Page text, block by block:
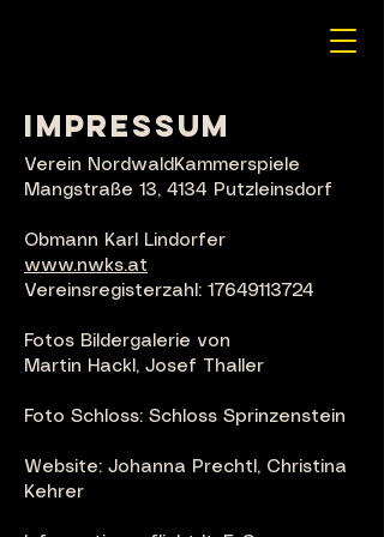
Impressum
Verein NordwaldKammerspiele
Mangstraße 13, 4134 Putzleinsdorf
Obmann Karl Lindorfer
www.nwks.at
Vereinsregisterzahl: 17649113724
Fotos Bildergalerie von
Martin Hackl, Josef Thaller
Foto Schloss: Schloss Sprinzenstein
Website: Johanna Prechtl, Christina
Kehrer